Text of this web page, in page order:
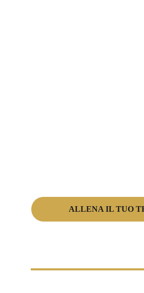
ALLENA IL TUO